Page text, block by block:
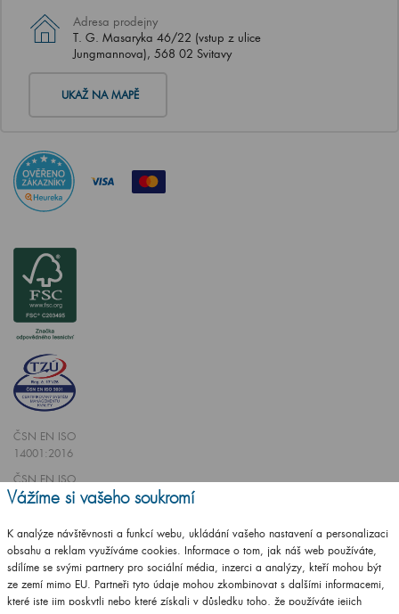
Adresa prodejny
T. G. Masaryka 46/22 (vstup z ulice
Jungmannova), 568 02 Svitavy
UKAŽ NA MAPĚ
ČSN EN ISO
14001:2016
ČSN EN ISO
9001:2016
Vytvořilo studioCZECHGROUP.cz
Vážíme si vašeho soukromí
K analýze návštěvnosti a funkcí webu, ukládání vašeho nastavení a personalizaci
obsahu a reklam využíváme cookies. Informace o tom, jak náš web používáte,
sdílíme se svými partnery pro sociální média, inzerci a analýzy, kteří mohou být
ze zemí mimo EU. Partneři tyto údaje mohou zkombinovat s dalšími informacemi,
které jste jim poskytli nebo které získali v důsledku toho, že používáte jejich